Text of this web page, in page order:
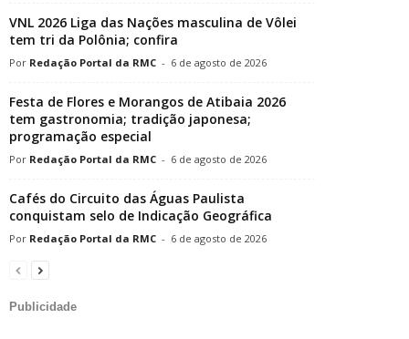
VNL 2026 Liga das Nações masculina de Vôlei
tem tri da Polônia; confira
Redação Portal da RMC - 6 de agosto de 2026
Festa de Flores e Morangos de Atibaia 2026
tem gastronomia; tradição japonesa;
programação especial
Redação Portal da RMC - 6 de agosto de 2026
Cafés do Circuito das Águas Paulista
conquistam selo de Indicação Geográfica
Redação Portal da RMC - 6 de agosto de 2026
Publicidade